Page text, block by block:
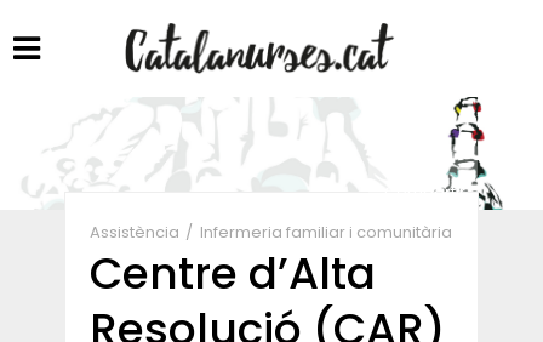
Compartir
Assistència
Infermeria familiar i comunitària
Centre d’Alta
Resolució (CAR)